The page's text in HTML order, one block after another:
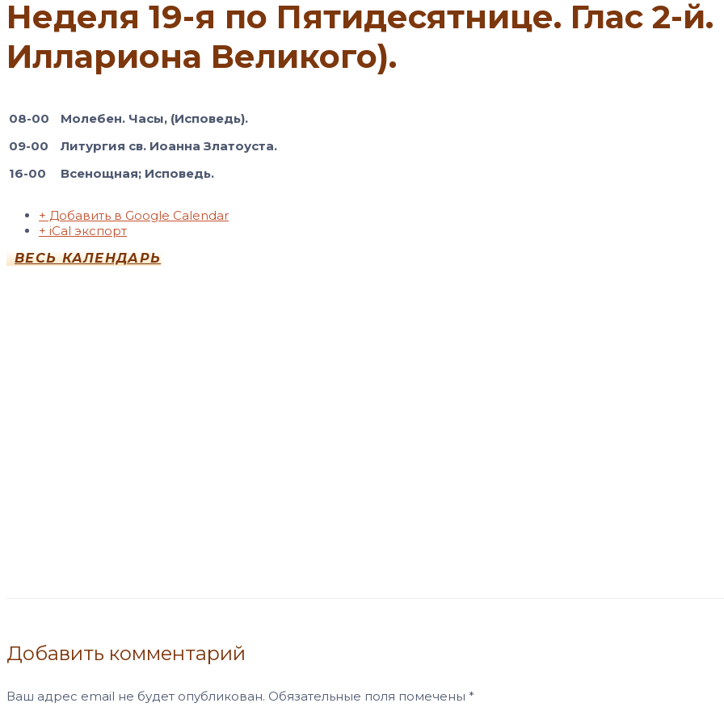
Неделя 19-я по Пятидесятнице. Глас 2-
Иллариона Великого).
08-00
09-00
16-00
Молебен. Часы, (Исповедь).
Литургия св. Иоанна Златоуста.
Всенощная; Исповедь.
+ Добавить в Google Calendar
+ iCal экспорт
ВЕСЬ КАЛЕНДАРЬ
Добавить комментарий
Ваш адрес email не будет опубликован. Обязательные поля помечены *